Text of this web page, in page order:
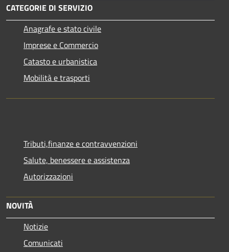
CATEGORIE DI SERVIZIO
Anagrafe e stato civile
Imprese e Commercio
Catasto e urbanistica
Mobilità e trasporti
Tributi,finanze e contravvenzioni
Salute, benessere e assistenza
Autorizzazioni
NOVITÀ
Notizie
Comunicati